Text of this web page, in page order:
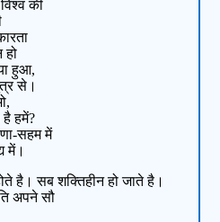
की
हो
हुआ,
से।
है हमें?
सहम में
में।
है। सब शक्तिहीन हो जाते है।
अपने सौ